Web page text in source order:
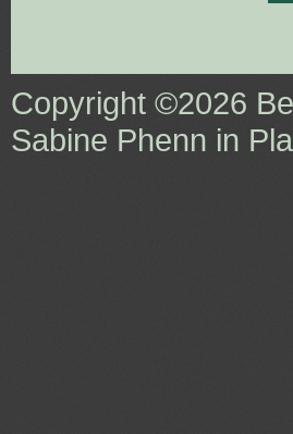
Copyright ©2026
Sabine Phenn in